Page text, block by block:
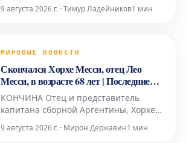
заключить соглашение с "ПСЖ".
после того, как забил победный гол в
об этом главному тренеру Ханси Флику
9 августа 2026 г. · Тимур Ладейников1 мин
МИРОВЫЕ НОВОСТИ
Скончался Хорхе Месси, отец Лео
Месси, в возрасте 68 лет | Последние
новости: прямые реакции
КОНЧИНА Отец и представитель
капитана сборной Аргентины, Хорхе
наблюдением в течение нескольких
9 августа 2026 г. · Мирон Державин1 мин